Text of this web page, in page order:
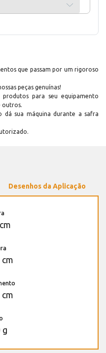
que passam por um rigoroso
peças genuínas!
para seu equipamento
outros.
dá sua máquina durante a safra
Desenhos da Aplicação
cm
cm
g